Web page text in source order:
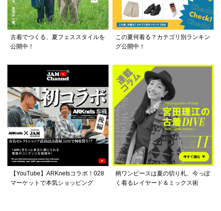
古着でつくる、夏フェススタイルを
公開中！
この夏何着る？カテゴリ別ランキン
グ公開中！
【YouTube】ARKnetsコラボ！028
マーケットで本気ショッピング
柄ワンピースは夏の切り札、今っぽ
く着るレイヤード＆ミックス術